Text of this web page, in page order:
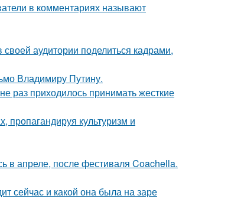
в комментариях называют
аудитории поделиться кадрами,
Владимиру Путину.
раз приходилось принимать жесткие
пропагандируя культуризм и
в апреле, после фестиваля Coachella.
сейчас и какой она была на заре